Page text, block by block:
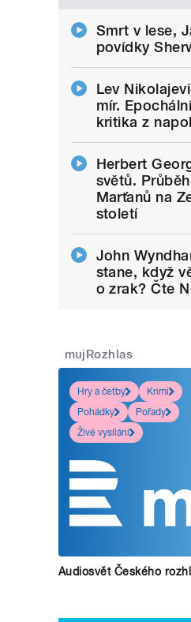
Smrt v lese,
povídky
Lev
mír.
kritika z
Herbert
světů.
Marťanů na
století
John
stane, když
o zrak? Čte
mujRozhlas
Hry a četby
Krimi
Pohádky
Pořady
Živé vysílání
Audiosvět Českého